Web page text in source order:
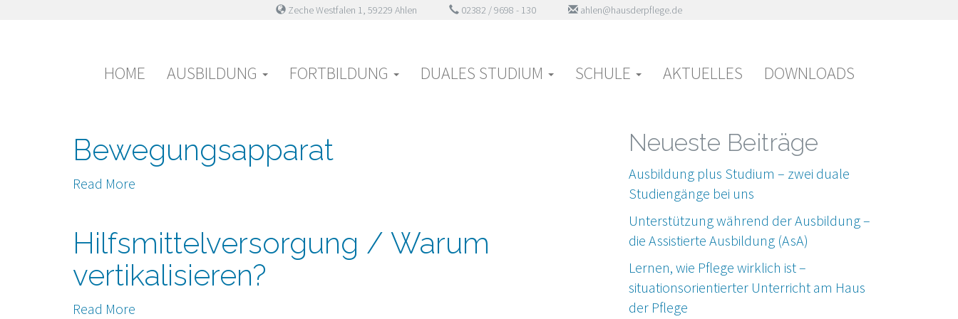
Zeche Westfalen 1, 59229 Ahlen 02382 / 9698 - 130 ahlen@hausderpflege.de
HOME AUSBILDUNG FORTBILDUNG DUALES STUDIUM SCHULE AKTUELLES DOWNLOADS
Bewegungsapparat
Read More
Hilfsmittelversorgung / Warum
vertikalisieren?
Read More
Neueste Beiträge
Ausbildung plus Studium – zwei duale
Studiengänge bei uns
Unterstützung während der Ausbildung –
die Assistierte Ausbildung (AsA)
Lernen, wie Pflege wirklich ist –
situationsorientierter Unterricht am Haus
der Pflege